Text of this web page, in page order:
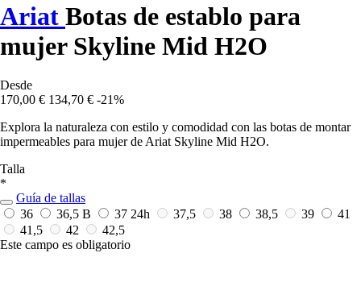
Ariat Botas de establo para
mujer Skyline Mid H2O
Desde
170,00 € 134,70 € -21%
Explora la naturaleza con estilo y comodidad con las botas de montar
impermeables para mujer de Ariat Skyline Mid H2O.
Talla
*
Guía de tallas
36
36,5 B 37 24h 37,5 38 38,5 39
41
41,5
42
42,5
Este campo es obligatorio